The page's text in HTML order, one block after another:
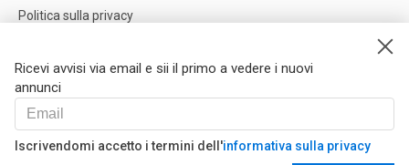
Ricevi avvisi via email e sii il primo a vedere i nuovi
annunci
Iscrivendomi accetto i termini dell'informativa sulla privacy
Politica sulla privacy
Impostazioni dei cookie
Help
FAQ
I Nostri Partner